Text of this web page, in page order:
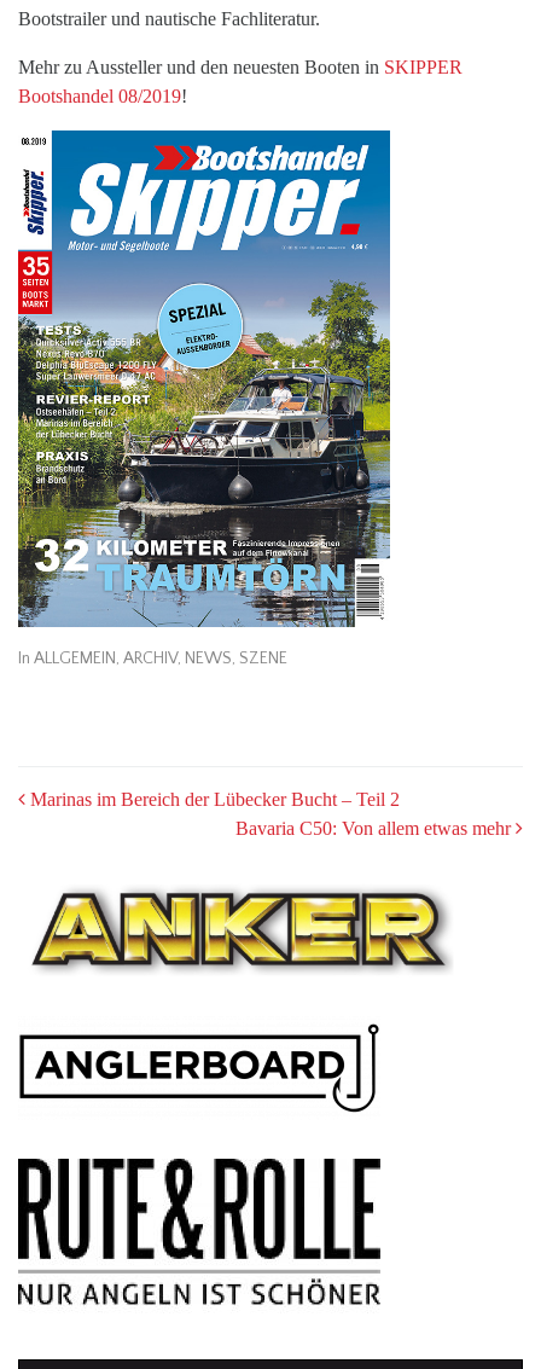
Bootstrailer und nautische Fachliteratur.
Mehr zu Aussteller und den neuesten Booten in SKIPPER
Bootshandel 08/2019!
In ALLGEMEIN, ARCHIV, NEWS, SZENE
POST
NAVIGATION
Marinas im Bereich der Lübecker Bucht – Teil 2
Bavaria C50: Von allem etwas mehr